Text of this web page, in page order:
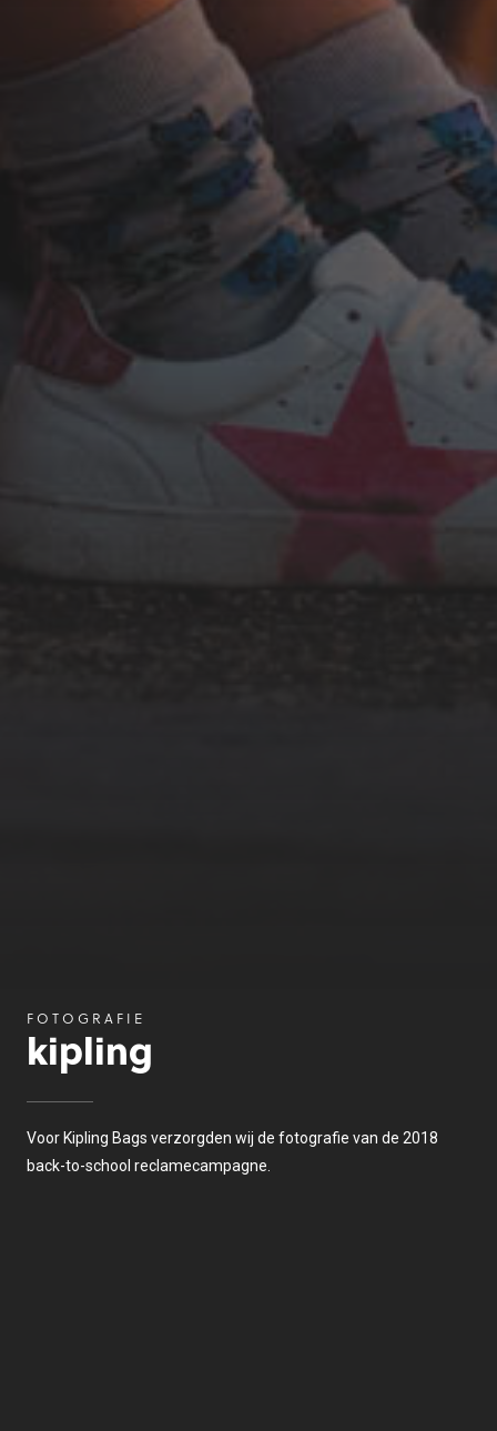
FOTOGRAFIE
kipling
Voor Kipling Bags verzorgden wij de fotografie van de 2018
back-to-school reclamecampagne.